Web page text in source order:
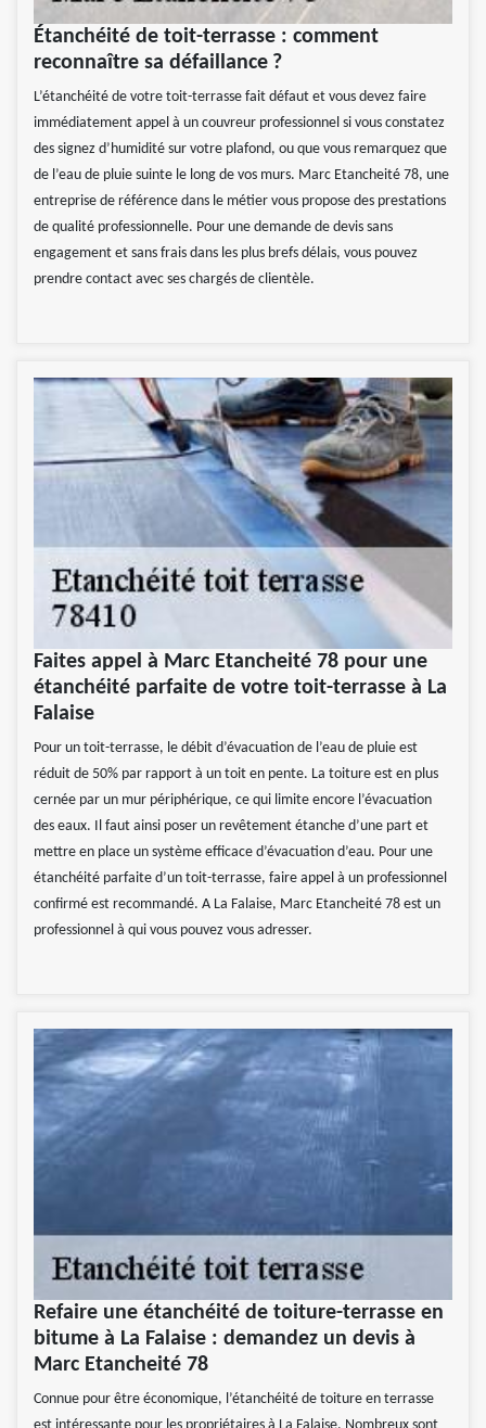
Étanchéité de toit-terrasse : comment
reconnaître sa défaillance ?
L’étanchéité de votre toit-terrasse fait défaut et vous devez faire
immédiatement appel à un couvreur professionnel si vous constatez
des signez d’humidité sur votre plafond, ou que vous remarquez que
de l’eau de pluie suinte le long de vos murs. Marc Etancheité 78, une
entreprise de référence dans le métier vous propose des prestations
de qualité professionnelle. Pour une demande de devis sans
engagement et sans frais dans les plus brefs délais, vous pouvez
prendre contact avec ses chargés de clientèle.
Faites appel à Marc Etancheité 78 pour une
étanchéité parfaite de votre toit-terrasse à La
Falaise
Pour un toit-terrasse, le débit d’évacuation de l’eau de pluie est
réduit de 50% par rapport à un toit en pente. La toiture est en plus
cernée par un mur périphérique, ce qui limite encore l’évacuation
des eaux. Il faut ainsi poser un revêtement étanche d’une part et
mettre en place un système efficace d’évacuation d’eau. Pour une
étanchéité parfaite d’un toit-terrasse, faire appel à un professionnel
confirmé est recommandé. A La Falaise, Marc Etancheité 78 est un
professionnel à qui vous pouvez vous adresser.
Refaire une étanchéité de toiture-terrasse en
bitume à La Falaise : demandez un devis à
Marc Etancheité 78
Connue pour être économique, l’étanchéité de toiture en terrasse